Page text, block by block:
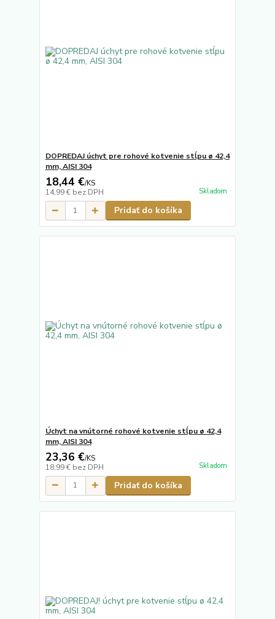
DOPREDAJ úchyt pre rohové kotvenie stĺpu ø 42,4
mm, AISI 304
18,44 €/KS
14,99 € bez DPH Skladom
Pridať do košíka
Úchyt na vnútorné rohové kotvenie stĺpu ø 42,4
mm, AISI 304
23,36 €/KS
18,99 € bez DPH Skladom
Pridať do košíka